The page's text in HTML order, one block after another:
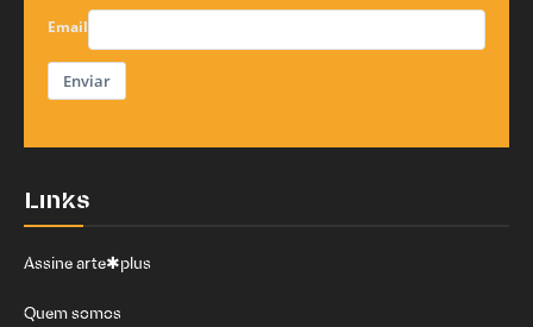
Email
Enviar
Links
Assine arte✱plus
Quem somos